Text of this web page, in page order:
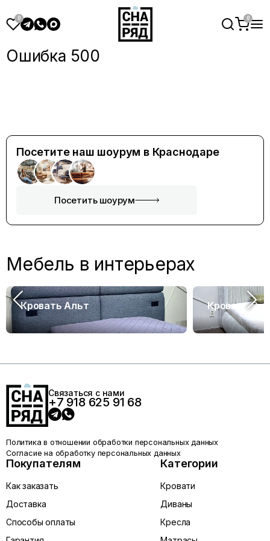
Ошибка 500
Посетите наш шоурум в Краснодаре
Посетить шоурум
Мебель в интерьерах
Кровать Альт Кровать
Связаться с нами
+7 918 625 91 68
Политика в отношении обработки персональных данных
Согласие на обработку персональных данных
Покупателям
Как заказать
Доставка
Способы оплаты
Категории
Кровати
Диваны
Кресла